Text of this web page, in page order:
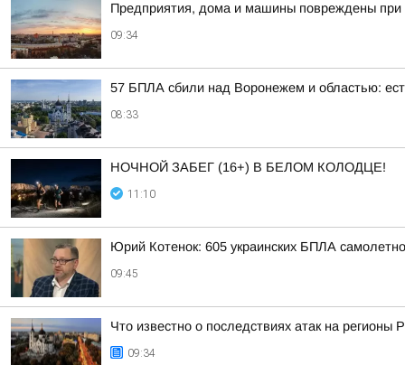
Предприятия, дома и машины повреждены при
09:34
57 БПЛА сбили над Воронежем и областью:
08:33
НОЧНОЙ ЗАБЕГ (16+) В БЕЛОМ КОЛОДЦЕ!
11:10
Юрий Котенок: 605 украинских БПЛА
09:45
Что известно о последствиях атак на регионы
09:34